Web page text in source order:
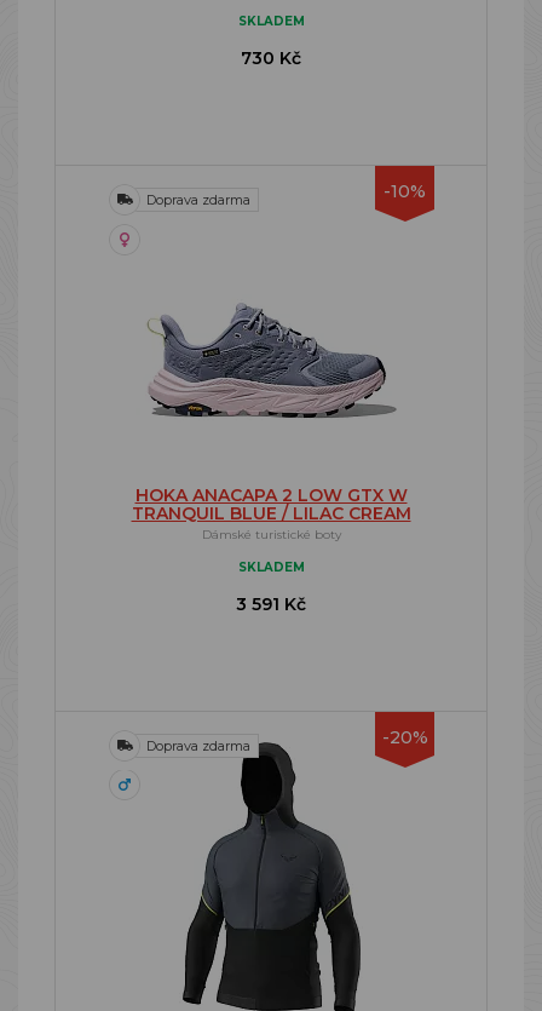
SKLADEM
730 Kč
-10%
Doprava zdarma
HOKA ANACAPA 2 LOW GTX W
TRANQUIL BLUE / LILAC CREAM
Dámské turistické boty
SKLADEM
3 591 Kč
-20%
Doprava zdarma